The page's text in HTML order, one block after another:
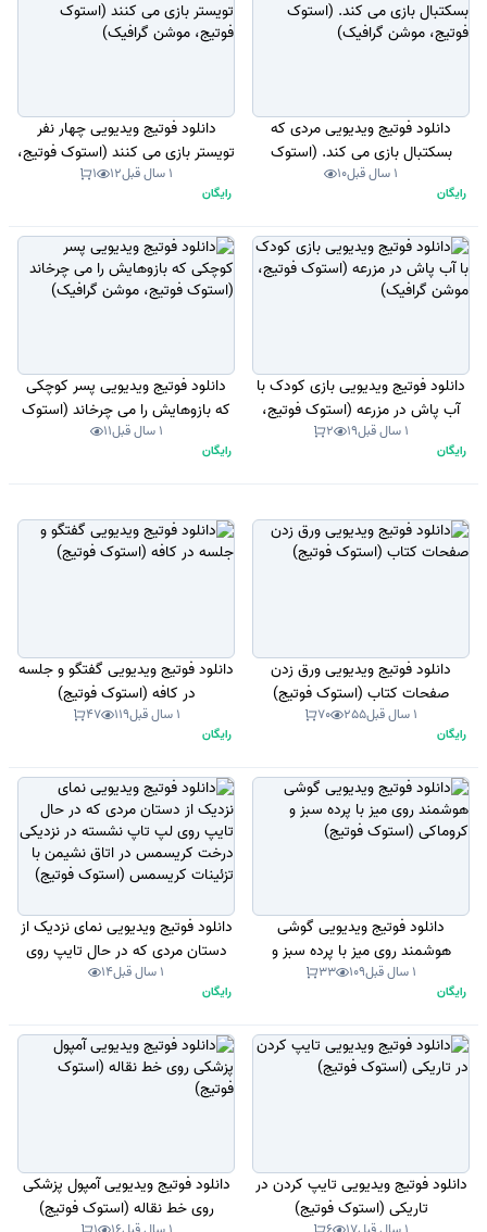
دانلود فوتیج ویدیویی مردی که
بسکتبال بازی می کند. (استوک
فوتیج، موشن گرافیک)
1 سال قبل 10
رایگان
دانلود فوتیج ویدیویی چهار نفر
تویستر بازی می کنند (استوک فوتیج،
موشن گرافیک)1 سال قبل 12
1
رایگان
دانلود فوتیج ویدیویی بازی کودک با
آب پاش در مزرعه (استوک فوتیج،
موشن گرافیک) 1 سال قبل 19
2
رایگان
دانلود فوتیج ویدیویی پسر کوچکی
که بازوهایش را می چرخاند (استوک
فوتیج، موشن گرافیک)
1 سال قبل 11
رایگان
دانلود فوتیج ویدیویی ورق زدن
صفحات کتاب (استوک فوتیج)
1 سال قبل 255
70
رایگان
دانلود فوتیج ویدیویی گفتگو و جلسه
در کافه (استوک فوتیج)
1 سال قبل 119
47
رایگان
دانلود فوتیج ویدیویی گوشی
هوشمند روی میز با پرده سبز و
کروماکی (استوک فوتیج)
1 سال قبل 109
33
رایگان
دانلود فوتیج ویدیویی نمای نزدیک از
دستان مردی که در حال تایپ روی
لپ تاپ نشسته در نزدیکی درخت
کریسمس در اتاق نشیمن با تزئینات
1 سال قبل 14
رایگان
دانلود فوتیج ویدیویی تایپ کردن در
تاریکی (استوک فوتیج)
دانلود فوتیج ویدیویی آمپول پزشکی
روی خط نقاله (استوک فوتیج)